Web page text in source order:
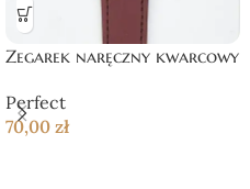
Zegarek naręczny kwarcowy
Perfect
70,00 zł